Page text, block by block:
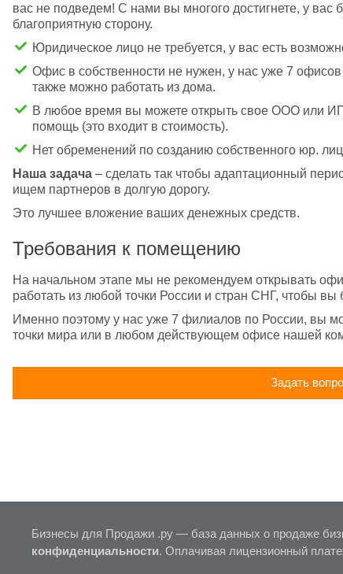
вас не подведем! С нами вы многого достигнете, у
благоприятную сторону.
Юридическое лицо не требуется, у вас есть
Офис в собственности не нужен, у нас уже 7
также можно работать из дома.
В любое время вы можете открыть свое ООО или
помощь (это входит в стоимость).
Нет обременений по созданию собственного юр.
Наша задача – сделать так чтобы адаптационный
ищем партнеров в долгую дорогу.
Это лучшее вложение ваших денежных средств.
Требования к помещению
На начальном этапе мы не рекомендуем открывать
работать из любой точки России и стран СНГ, чтобы
Именно поэтому у нас уже 7 филиалов по России, вы
точки мира или в любом действующем офисе нашей
Задать
Бизнесы для Продажи .ру — база данных о продаже
конфиденциальности. Оплачивая лицензионный